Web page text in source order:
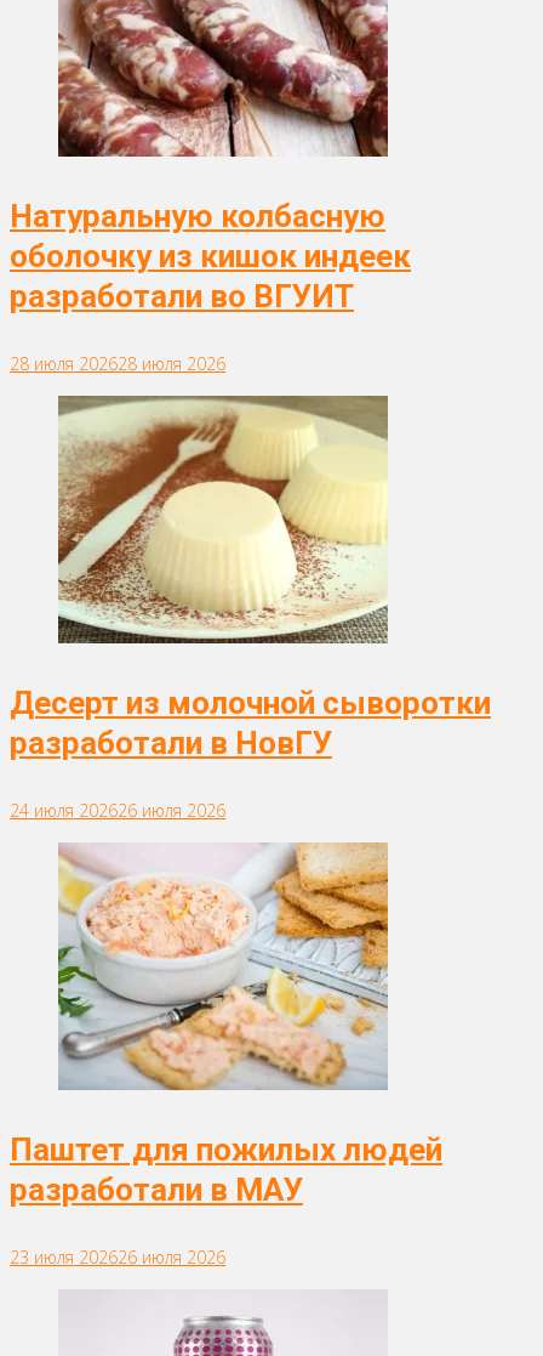
Натуральную колбасную
оболочку из кишок индеек
разработали во ВГУИТ
28 июля 202628 июля 2026
Десерт из молочной сыворотки
разработали в НовГУ
24 июля 202626 июля 2026
Паштет для пожилых людей
разработали в МАУ
23 июля 202626 июля 2026